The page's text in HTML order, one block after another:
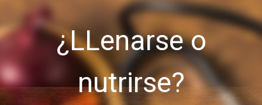
¿LLenarse o
nutrirse?